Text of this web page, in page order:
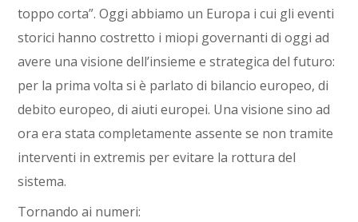
toppo corta”. Oggi abbiamo un Europa i cui gli eventi
storici hanno costretto i miopi governanti di oggi ad
avere una visione dell’insieme e strategica del futuro:
per la prima volta si è parlato di bilancio europeo, di
debito europeo, di aiuti europei. Una visione sino ad
ora era stata completamente assente se non tramite
interventi in extremis per evitare la rottura del
sistema.
Tornando ai numeri: